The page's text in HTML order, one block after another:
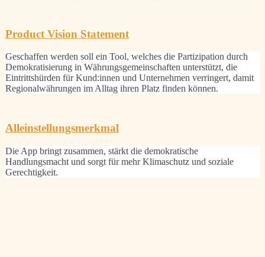
Product Vision Statement
Geschaffen werden soll ein Tool, welches die Partizipation durch
Demokratisierung in Währungsgemeinschaften unterstützt, die
Eintrittshürden für Kund:innen und Unternehmen verringert, damit
Regionalwährungen im Alltag ihren Platz finden können.
Alleinstellungsmerkmal
Die App bringt zusammen, stärkt die demokratische
Handlungsmacht und sorgt für mehr Klimaschutz und soziale
Gerechtigkeit.